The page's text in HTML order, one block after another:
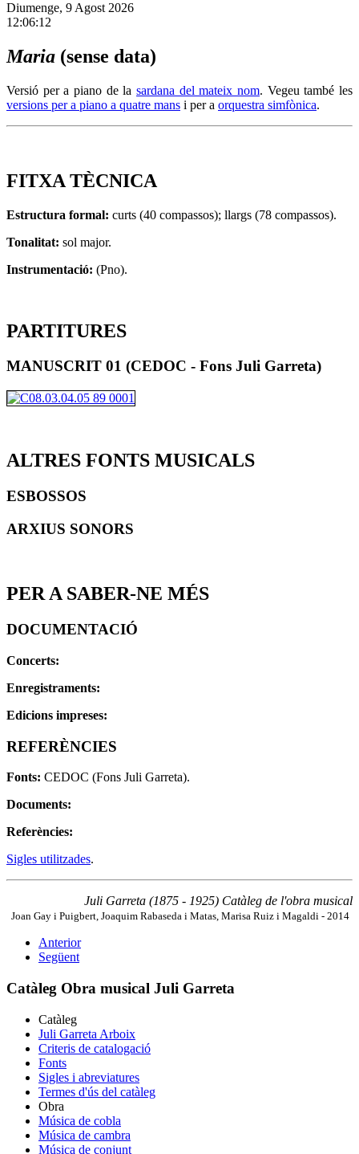
Diumenge, 9 Agost 2026
12:06:12
Maria (sense data)
Versió per a piano de la sardana del mateix nom. Vegeu també les
versions per a piano a quatre mans i per a orquestra simfònica.
FITXA TÈCNICA
Estructura formal: curts (40 compassos); llargs (78 compassos).
Tonalitat: sol major.
Instrumentació: (Pno).
PARTITURES
MANUSCRIT 01 (CEDOC - Fons Juli Garreta)
ALTRES FONTS MUSICALS
ESBOSSOS
ARXIUS SONORS
PER A SABER-NE MÉS
DOCUMENTACIÓ
Concerts:
Enregistraments:
Edicions impreses:
REFERÈNCIES
Fonts: CEDOC (Fons Juli Garreta).
Documents:
Referències:
Sigles utilitzades.
Juli Garreta (1875 - 1925) Catàleg de l'obra musical
Joan Gay i Puigbert, Joaquim Rabaseda i Matas, Marisa Ruiz i Magaldi - 2014
Anterior
Següent
Catàleg Obra musical Juli Garreta
Catàleg
Juli Garreta Arboix
Criteris de catalogació
Fonts
Sigles i abreviatures
Termes d'ús del catàleg
Obra
Música de cobla
Música de cambra
Música de conjunt